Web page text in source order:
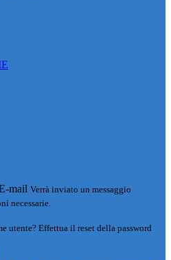
mail Verrà inviato un messaggio
necessarie.
utente? Effettua il reset della password